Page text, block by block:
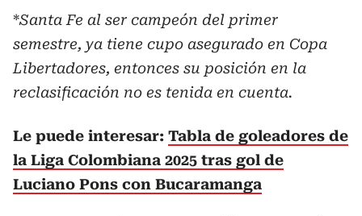
*Santa Fe al ser campeón del primer
semestre, ya tiene cupo asegurado en Copa
Libertadores, entonces su posición en la
reclasificación no es tenida en cuenta.
Le puede interesar: Tabla de goleadores de
la Liga Colombiana 2025 tras gol de
Luciano Pons con Bucaramanga